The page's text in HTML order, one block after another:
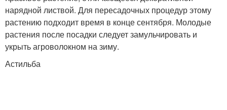
нарядной листвой. Для пересадочных процедур этому
растению подходит время в конце сентября. Молодые
растения после посадки следует замульчировать и
укрыть агроволокном на зиму.
Астильба